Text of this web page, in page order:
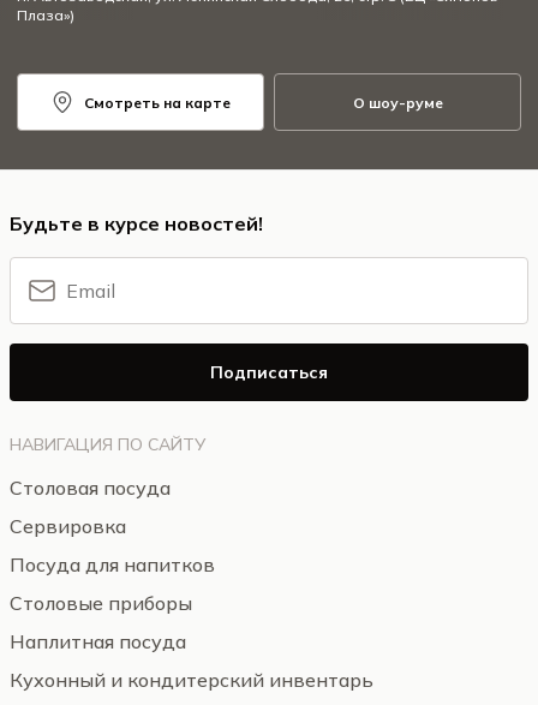
Плаза»)
Смотреть на карте О шоу-руме
НАВИГАЦИЯ ПО САЙТУ
Столовая посуда
Сервировка
Посуда для напитков
Столовые приборы
Наплитная посуда
Кухонный и кондитерский инвентарь
Будьте в курсе новостей!
Подписаться